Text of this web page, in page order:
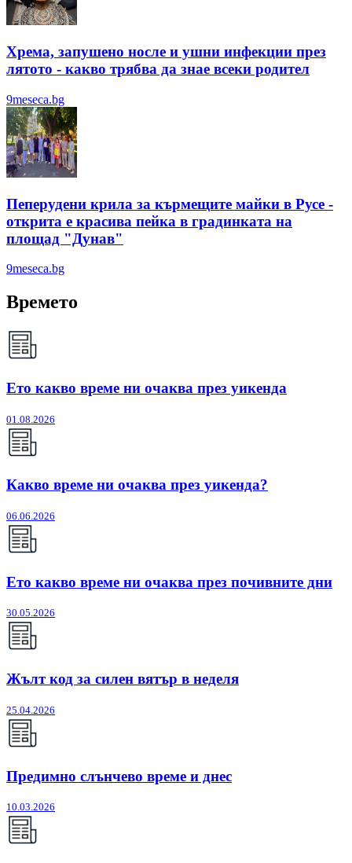
Хрема, запушено носле и ушни инфекции през
лятотo - какво трябва да знае всеки родител
9meseca.bg
Пеперудени крила за кърмещите майки в Русе -
открита е красива пейка в градинката на
площад "Дунав"
9meseca.bg
Времето
Ето какво време ни очаква през уикенда
01.08.2026
Какво време ни очаква през уикенда?
06.06.2026
Ето какво време ни очаква през почивните дни
30.05.2026
Жълт код за силен вятър в неделя
25.04.2026
Предимно слънчево време и днес
10.03.2026